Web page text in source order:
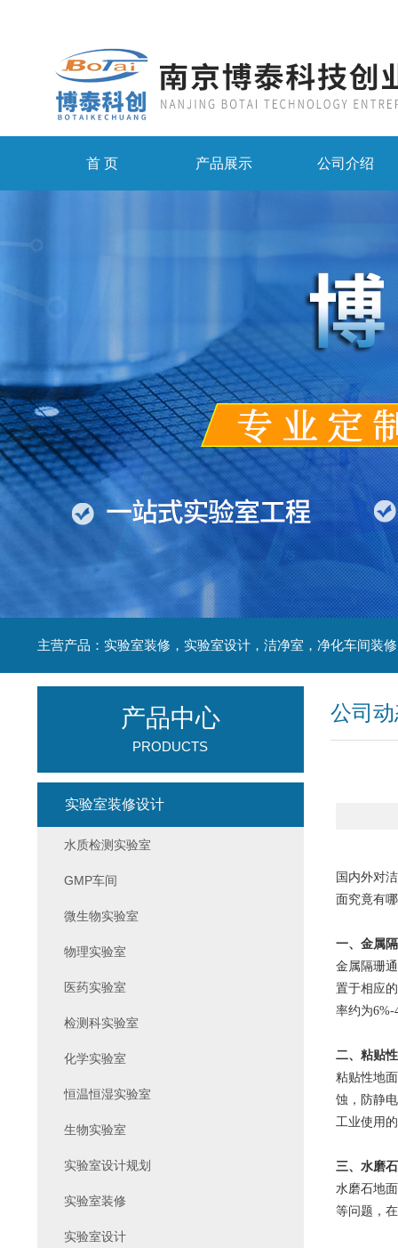
首 页 产品展示 公司介绍
公司
国内外对
面究竟有
一、金属
金属隔珊
置于相应
率约为
二、粘贴
粘贴性地
蚀，防静
工业使用
三、水磨
水磨石地
等问题，
产品中心
PRODUCTS
实验室装修设计
水质检测实验室
GMP车间
微生物实验室
物理实验室
医药实验室
检测科实验室
化学实验室
恒温恒湿实验室
生物实验室
实验室设计规划
实验室装修
实验室设计